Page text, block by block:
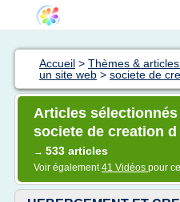
Accueil > Thèmes &
un site web > societe de
Articles
societe de creation
→ 533 articles
Voir également41 Vidéos pour